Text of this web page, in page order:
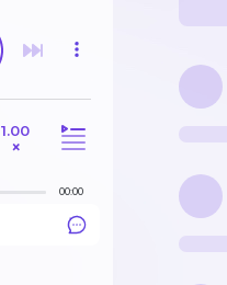
1.00
×
00:00